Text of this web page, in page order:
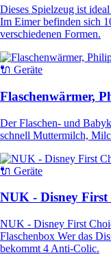
Dieses Spielzeug ist
Im Eimer befinden sich
verschiedenen Formen.
🔌 Geräte
Flaschenwärmer,
Der Flaschen- und
schnell Muttermilch,
🔌 Geräte
NUK - Disney First
NUK - Disney First
Flaschenbox Wer das
bekommt 4 Anti-Colic.